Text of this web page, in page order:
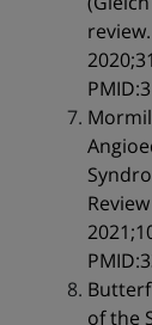
of the